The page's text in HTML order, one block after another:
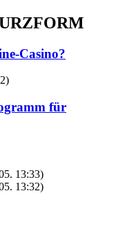
Casino?
für
13:33)
13:32)